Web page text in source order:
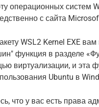
операционных систем
с сайта
WSL2 Kernel EXE
функция в разделе
виртуализации, и эта
Ubuntu в
что у вас есть права